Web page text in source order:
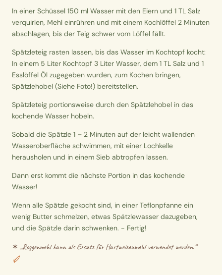
In einer Schüssel 150 ml Wasser mit den Eiern und 1 TL Salz
verquirlen, Mehl einrühren und mit einem Kochlöffel 2 Minuten
abschlagen, bis der Teig schwer vom Löffel fällt.
Spätzleteig rasten lassen, bis das Wasser im Kochtopf kocht:
In einem 5 Liter Kochtopf 3 Liter Wasser, dem 1 TL Salz und 1
Esslöffel Öl zugegeben wurden, zum Kochen bringen,
Spätzlehobel (Siehe Foto!) bereitstellen.
Spätzleteig portionsweise durch den Spätzlehobel in das
kochende Wasser hobeln.
Sobald die Spätzle 1 – 2 Minuten auf der leicht wallenden
Wasseroberfläche schwimmen, mit einer Lochkelle
herausholen und in einem Sieb abtropfen lassen.
Dann erst kommt die nächste Portion in das kochende
Wasser!
Wenn alle Spätzle gekocht sind, in einer Teflonpfanne ein
wenig Butter schmelzen, etwas Spätzlewasser dazugeben,
und die Spätzle darin schwenken. - Fertig!
✶ „Roggenmehl kann als Ersatz für Hartweizenmehl verwendet werden.“